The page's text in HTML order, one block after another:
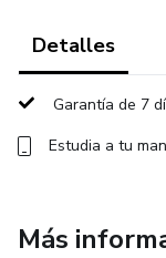
R econocer
AQUI EMPIEZA
Detalles
Garantía de 7
Estudia a tu
Más